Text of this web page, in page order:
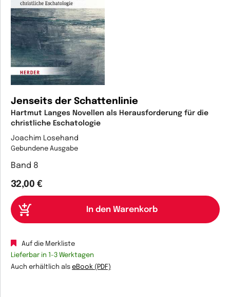
Jenseits der Schattenlinie
Hartmut Langes Novellen als Herausforderung für die
christliche Eschatologie
Joachim Losehand
Gebundene Ausgabe
Band 8
32,00 €
Auf die Merkliste
Lieferbar in 1-3 Werktagen
Auch erhältlich als eBook (PDF)